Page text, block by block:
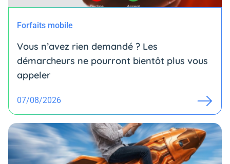
Forfaits mobile
Vous n’avez rien demandé ? Les
démarcheurs ne pourront bientôt plus vous
appeler
07/08/2026